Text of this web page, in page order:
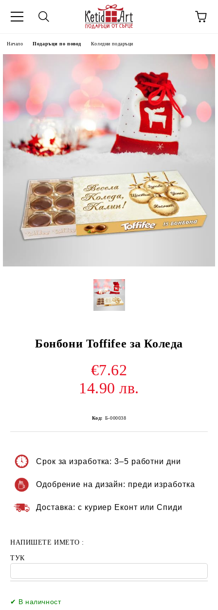
Начало Подаръци по повод Коледни подаръци
Бонбони Toffifee за Коледа
€7.62
14.90 лв.
Код: Б-000038
Срок за изработка: 3–5 работни дни
Одобрение на дизайн: преди изработка
Доставка: с куриер Еконт или Спиди
НАПИШЕТЕ ИМЕТО :
ТУК
✔ В наличност